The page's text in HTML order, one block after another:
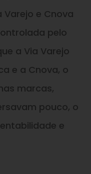
Varejo e Cnova
pelo
a Via Varejo
e a Cnova, o
marcas,
pouco, o
e